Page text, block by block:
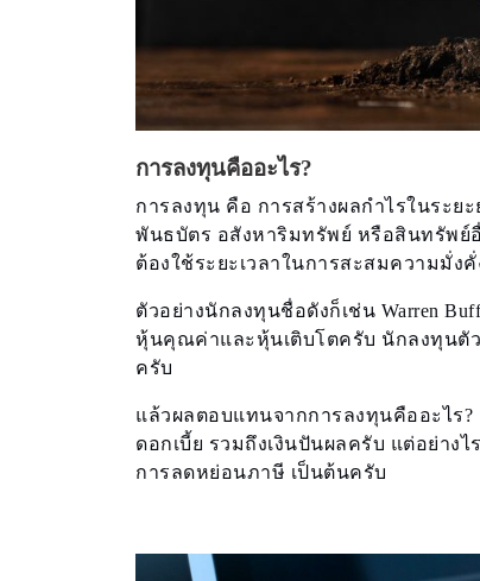
การลงทุนคืออะไร?
การลงทุน คือ การสร้างผลกําไรในระย
พันธบัตร อสังหาริมทรัพย์ หรือสินทรัพย์
ต้องใช้ระยะเวลาในการสะสมความมั่ง
ตัวอย่างนักลงทุนชื่อดังก็เช่น Warren
หุ้นคุณค่าและหุ้นเติบโตครับ นักลงทุนตัว
ครับ
แล้วผลตอบแทนจากการลงทุนคืออะไร?
ดอกเบี้ย รวมถึงเงินปันผลครับ แต่อย่าง
การลดหย่อนภาษี เป็นต้นครับ